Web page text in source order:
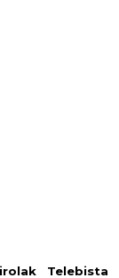
Telebista